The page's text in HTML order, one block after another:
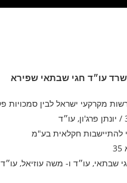
עו״ד חגי שבתאי שפירא
מקרקעי ישראל לבין סמכויות
להתיישבות חקלאית בע"מ
שבתאי, עו״ד ו- משה עוזיאל, עו״ד